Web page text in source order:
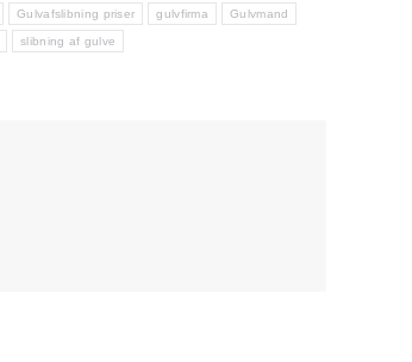
Gulvafslibning priser gulvfirma Gulvmand
slibning af gulve